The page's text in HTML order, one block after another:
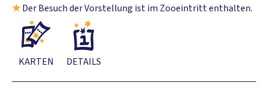
★Der Besuch der Vorstellung ist im Zooeintritt enthalten.
KARTEN DETAILS